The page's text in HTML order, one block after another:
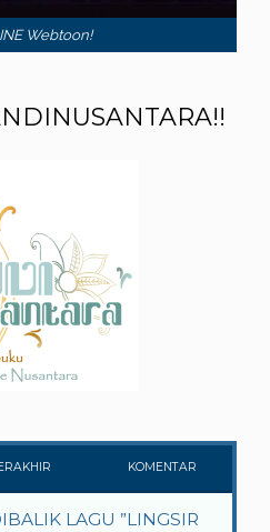
Webtoon!
KOMENTAR
LAGU ”LINGSIR